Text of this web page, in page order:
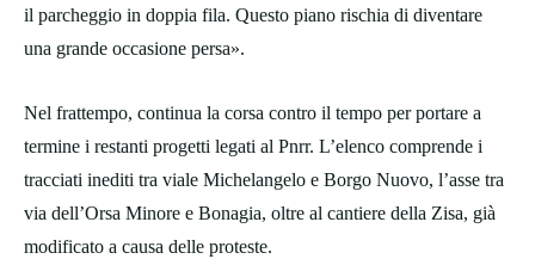
il parcheggio in doppia fila. Questo piano rischia di diventare
una grande occasione persa».
Nel frattempo, continua la corsa contro il tempo per portare a
termine i restanti progetti legati al Pnrr. L’elenco comprende i
tracciati inediti tra viale Michelangelo e Borgo Nuovo, l’asse tra
via dell’Orsa Minore e Bonagia, oltre al cantiere della Zisa, già
modificato a causa delle proteste.